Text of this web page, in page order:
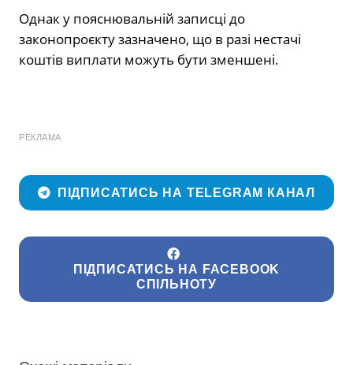
Однак у пояснювальній записці до
законопроєкту зазначено, що в разі нестачі
коштів виплати можуть бути зменшені.
РЕКЛАМА
ПІДПИСАТИСЬ НА TELEGRAM КАНАЛ
ПІДПИСАТИСЬ НА FACEBOOK
СПІЛЬНОТУ